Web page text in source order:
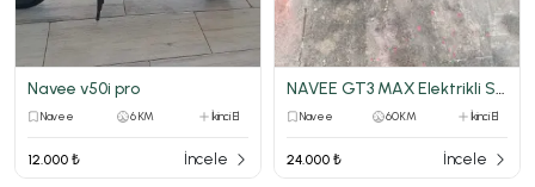
Navee v50i pro
Navee 6 KM İkinci El
12.000 ₺ İncele
NAVEE GT3 MAX Elektrikli Scooter 1000W 75 KM Menzil
Navee 60 KM İkinci El
24.000 ₺ İncele